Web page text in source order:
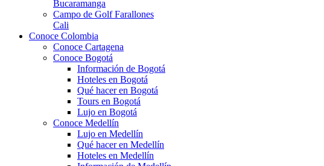
Bucaramanga
Campo de Golf Farallones
Cali
Conoce Colombia
Conoce Cartagena
Conoce Bogotá
Información de Bogotá
Hoteles en Bogotá
Qué hacer en Bogotá
Tours en Bogotá
Lujo en Bogotá
Conoce Medellín
Lujo en Medellín
Qué hacer en Medellín
Hoteles en Medellín